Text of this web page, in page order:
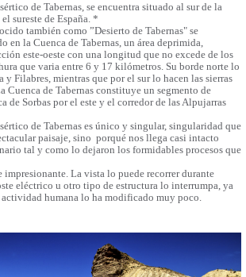
de Tabernas, se encuentra situado al sur de la
sureste de España. *
también como ”Desierto de Tabernas" se
en la Cuenca de Tabernas, un área deprimida,
este-oeste con una longitud que no excede de los
que varia entre 6 y 17 kilómetros. Su borde norte lo
y Filabres, mientras que por el sur lo hacen las sierras
Cuenca de Tabernas constituye un segmento de
de Sorbas por el este y el corredor de las Alpujarras
de Tabernas es único y singular, singularidad que
paisaje, sino porqué nos llega casi intacto
tal y como lo dejaron los formidables procesos que
impresionante. La vista lo puede recorrer durante
eléctrico u otro tipo de estructura lo interrumpa, ya
humana lo ha modificado muy poco.